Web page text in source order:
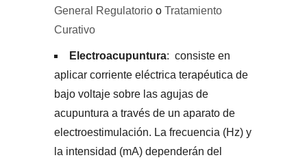
General Regulatorio o Tratamiento
Curativo
Electroacupuntura: consiste en
aplicar corriente eléctrica terapéutica de
bajo voltaje sobre las agujas de
acupuntura a través de un aparato de
electroestimulación. La frecuencia (Hz) y
la intensidad (mA) dependerán del